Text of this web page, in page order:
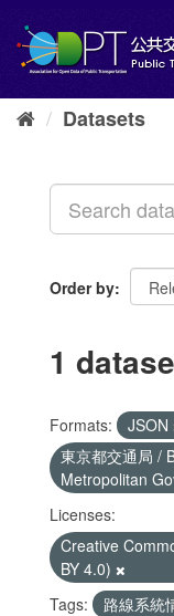
content
Datasets
Order by
1
Formats: JSON
東京都交通局 /
Metropolitan
Licenses:
Creative
BY 4.0)
Tags:
路線系統